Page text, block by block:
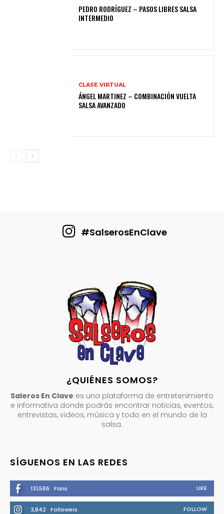
PEDRO RODRÍGUEZ – PASOS LIBRES SALSA
INTERMEDIO
CLASE VIRTUAL
ÁNGEL MARTINEZ – COMBINACIÓN VUELTA
SALSA AVANZADO
#SalserosEnClave
¿QUIÉNES SOMOS?
Saleros En Clave es una plataforma de entretenimiento
e informativa donde podrás encontrar noticias, eventos,
entrevistas, videos, música y todo en el mundo de la
salsa.
SÍGUENOS EN LAS REDES
131,586 Fans LIKE
3,842 Followers FOLLOW